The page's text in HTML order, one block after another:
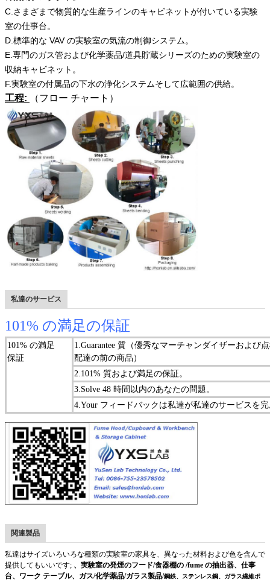
C. さまざまで物質的な生産ラインのキャビネットが付いている実験
室の仕事台。
D.標準的な VAV の実験室の気流の制御システム。
E.専門のガス管および化学薬品/道具貯蔵シリーズのための実験室の
収納キャビネット。
F.実験室の付属品の下水の浄化システムそして広範囲の供給。
工程: （フロー チャート）
私達のサービス
101% の満足の保証
101% の満足
保証
1.Guarantee 質（優秀なマーチャンダイザーおよび
配達の前の商品）
2.101% 質および満足の保証。
3.Solve 48 時間以内のあなたの問題。
4.Your フィードバックは私達が私達のサービスを
関連製品
私達はサイズいろいろな種類の実験室の家具を、異なった材料および色を含んで
提供してもいいです; 、実験室の発煙のフード/食器棚の /fume の抽出器、仕事
台、ワーク テーブル、ガス/化学薬品/ガラス製品/鋼鉄、ステンレス鋼、ガラス繊維ポ